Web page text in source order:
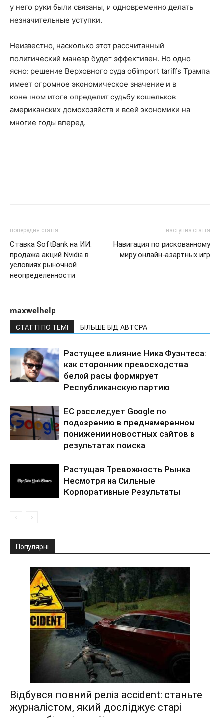
у него руки были связаны, и одновременно делать
незначительные уступки.
Неизвестно, насколько этот рассчитанный
политический маневр будет эффективен. Но одно
ясно: решение Верховного суда обimport tariffs Трампа
имеет огромное экономическое значение и в
конечном итоге определит судьбу кошельков
американских домохозяйств и всей экономики на
многие годы вперед.
попередня стаття
Ставка SoftBank на ИИ:
продажа акций Nvidia в
условиях рыночной
неопределенности
наступна стаття
Навигация по рискованному
миру онлайн-азартных игр
maxwelhelp
СТАТТІ ПО ТЕМІ БІЛЬШЕ ВІД АВТОРА
Растущее влияние Ника Фуэнтеса:
как сторонник превосходства
белой расы формирует
Республиканскую партию
ЕС расследует Google по
подозрению в преднамеренном
понижении новостных сайтов в
результатах поиска
Растущая Тревожность Рынка
Несмотря на Сильные
Корпоративные Результаты
Популярні
Відбувся повний реліз accident: станьте
журналістом, який досліджує старі